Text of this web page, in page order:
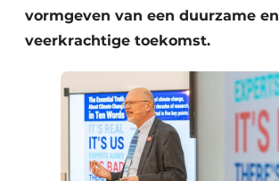
vormgeven van een duurzame en
veerkrachtige toekomst.